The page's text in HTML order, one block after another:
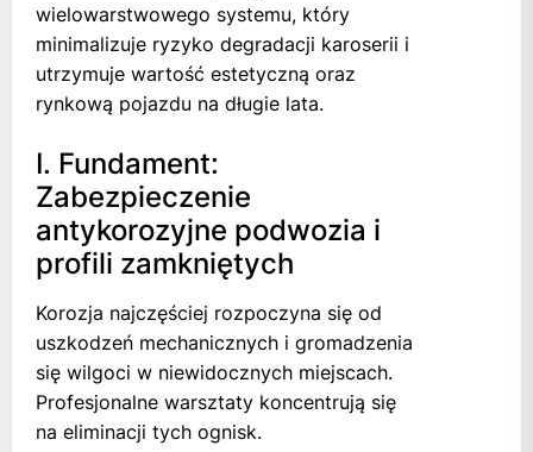
wielowarstwowego systemu, który
minimalizuje ryzyko degradacji karoserii i
utrzymuje wartość estetyczną oraz
rynkową pojazdu na długie lata.
I. Fundament:
Zabezpieczenie
antykorozyjne podwozia i
profili zamkniętych
Korozja najczęściej rozpoczyna się od
uszkodzeń mechanicznych i gromadzenia
się wilgoci w niewidocznych miejscach.
Profesjonalne warsztaty koncentrują się
na eliminacji tych ognisk.